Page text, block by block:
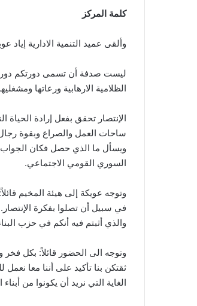
كلمة المركز
وألقى عميد التنمية الادارية إياد
ليست صدفة أن تسمى دورتكم دورة
الظلامية الارهابية ورعاتها
الإنتصار تحقق بفعل إرادة
ساحات العمل والصراع وبقوة
ويسأل ما الذي حصل فكان الجواب
السوري القومي الاجتماعي.
وتوجه عويكة إلى هيئة المخيم
في سبيل أن تصلوا بفكرة
والذي أثبتم فيه أنكم في حزب
وتوجه الى الحضور قائلاً: بكل فخر
ثقتكن بنا تأكيد على أننا معا
الغاية التي نريد أن يكونوا من